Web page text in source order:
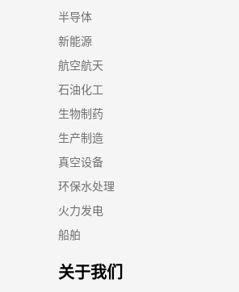
半导体
新能源
航空航天
石油化工
生物制药
生产制造
真空设备
环保水处理
火力发电
船舶
关于我们